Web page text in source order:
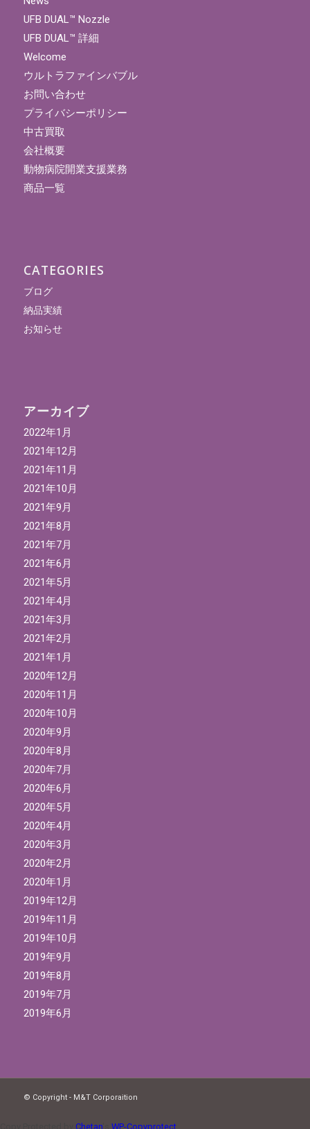
UFB DUAL™ Nozzle
UFB DUAL™ 詳細
Welcome
ウルトラファインバブル
お問い合わせ
プライバシーポリシー
中古買取
会社概要
動物病院開業支援業務
商品一覧
CATEGORIES
ブログ
納品実績
お知らせ
アーカイブ
2022年1月
2021年12月
2021年11月
2021年10月
2021年9月
2021年8月
2021年7月
2021年6月
2021年5月
2021年4月
2021年3月
2021年2月
2021年1月
2020年12月
2020年11月
2020年10月
2020年9月
2020年8月
2020年7月
2020年6月
2020年5月
2020年4月
2020年3月
2020年2月
2020年1月
2019年12月
2019年11月
2019年10月
2019年9月
2019年8月
2019年7月
2019年6月
© Copyright - M&T Corporaition
Chetan WP-Copyprotect